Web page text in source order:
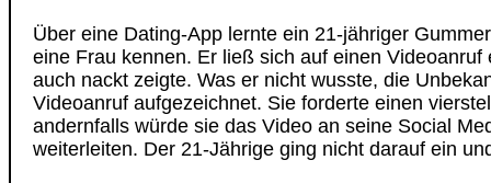
Über eine Dating-App lernte ein 21-jähriger
eine Frau kennen. Er ließ sich auf einen Videoanruf
auch nackt zeigte. Was er nicht wusste, die
Videoanruf aufgezeichnet. Sie forderte einen
andernfalls würde sie das Video an seine Social
weiterleiten. Der 21-Jährige ging nicht darauf ein